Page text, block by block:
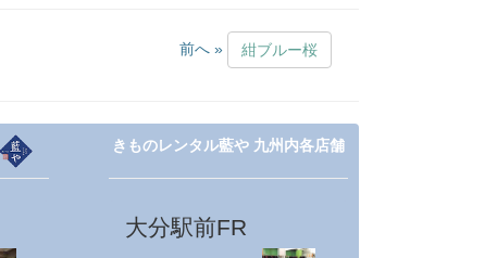
前へ » 紺ブルー桜
きものレンタル藍や 九州内各店舗
大分駅前FR